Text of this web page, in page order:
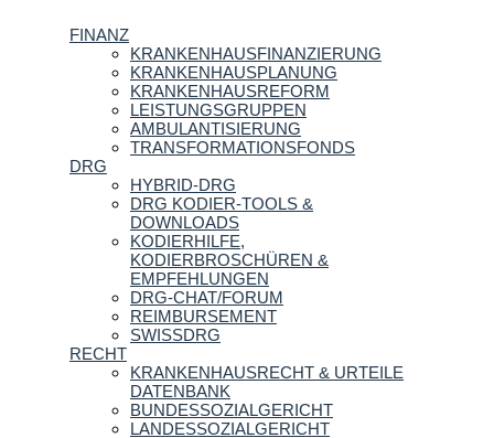
FINANZ
KRANKENHAUSFINANZIERUNG
KRANKENHAUSPLANUNG
KRANKENHAUSREFORM
LEISTUNGSGRUPPEN
AMBULANTISIERUNG
TRANSFORMATIONSFONDS
DRG
HYBRID-DRG
DRG KODIER-TOOLS &
DOWNLOADS
KODIERHILFE,
KODIERBROSCHÜREN &
EMPFEHLUNGEN
DRG-CHAT/FORUM
REIMBURSEMENT
SWISSDRG
RECHT
KRANKENHAUSRECHT & URTEILE
DATENBANK
BUNDESSOZIALGERICHT
LANDESSOZIALGERICHT